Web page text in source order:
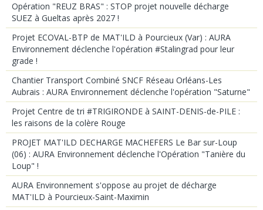
Opération "REUZ BRAS" : STOP projet nouvelle décharge
SUEZ à Gueltas après 2027 !
Projet ECOVAL-BTP de MAT'ILD à Pourcieux (Var) : AURA
Environnement déclenche l'opération #Stalingrad pour leur
grade !
Chantier Transport Combiné SNCF Réseau Orléans-Les
Aubrais : AURA Environnement déclenche l'opération "Saturne"
Projet Centre de tri #TRIGIRONDE à SAINT-DENIS-de-PILE :
les raisons de la colère Rouge
PROJET MAT'ILD DECHARGE MACHEFERS Le Bar sur-Loup
(06) : AURA Environnement déclenche l'Opération "Tanière du
Loup" !
AURA Environnement s'oppose au projet de décharge
MAT'ILD à Pourcieux-Saint-Maximin